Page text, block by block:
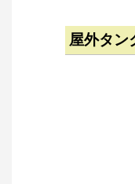
屋外タン